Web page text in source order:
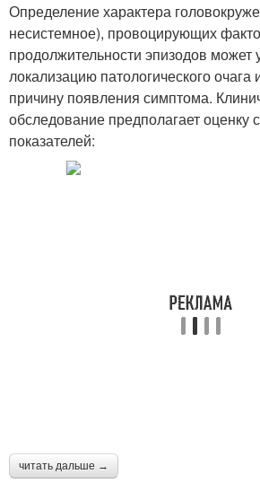
Определение характера
несистемное), провоцирующих
продолжительности эпизодов может
локализацию патологического
причину появления симптома.
обследование предполагает оценку
показателей:
читать дальше →